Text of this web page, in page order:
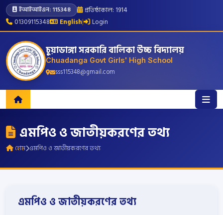
ইআইআইএন: 115348
প্রতিষ্ঠাকাল: 1914
01309115348
English| Login
চুয়াডাঙ্গা সরকারি বালিকা উচ্চ বিদ্যালয়
Chuadanga Govt Girls' High School
sss115348@gmail.com
এমপিও ও জাতীয়করণের তথ্য
হোম এমপিও ও জাতীয়করণের তথ্য
এমপিও ও জাতীয়করণের তথ্য